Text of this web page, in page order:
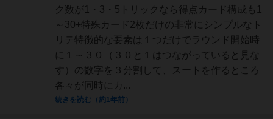
ク数が1・3・5トリックなら得点カード構成も1
～30+特殊カード2枚だけの非常にシンプルなト
リテ特徴的な要素は１つだけでラウンド開始時
に１～３０（３０と１はつながっていると見な
す）の数字を３分割して、スートを作るところ
各々が同時にカ...
続きを読む（約1年前）